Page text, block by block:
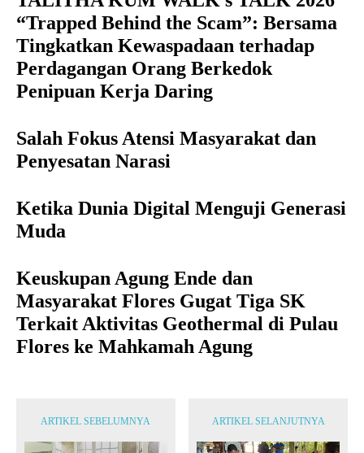
“Trapped Behind the Scam”: Bersama
Tingkatkan Kewaspadaan terhadap
Perdagangan Orang Berkedok
Penipuan Kerja Daring
Salah Fokus Atensi Masyarakat dan
Penyesatan Narasi
Ketika Dunia Digital Menguji Generasi
Muda
Keuskupan Agung Ende dan
Masyarakat Flores Gugat Tiga SK
Terkait Aktivitas Geothermal di Pulau
Flores ke Mahkamah Agung
ARTIKEL SEBELUMNYA ARTIKEL SELANJUTNYA